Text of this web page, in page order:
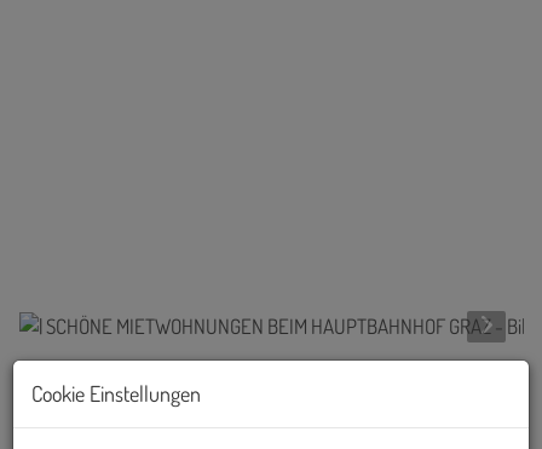
Beschreibung
Cookie Einstellungen